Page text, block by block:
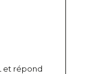
et répond